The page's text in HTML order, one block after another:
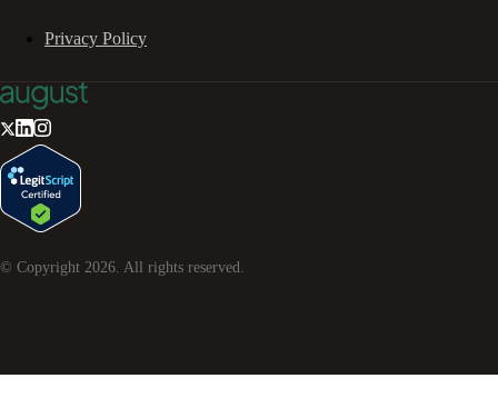
Privacy Policy
© Copyright 2026 . All rights reserved.